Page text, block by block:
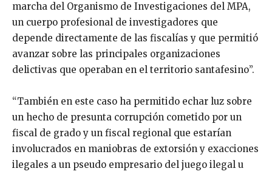
marcha del Organismo de Investigaciones del MPA,
un cuerpo profesional de investigadores que
depende directamente de las fiscalías y que permitió
avanzar sobre las principales organizaciones
delictivas que operaban en el territorio santafesino”.
“También en este caso ha permitido echar luz sobre
un hecho de presunta corrupción cometido por un
fiscal de grado y un fiscal regional que estarían
involucrados en maniobras de extorsión y exacciones
ilegales a un pseudo empresario del juego ilegal u